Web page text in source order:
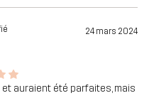
24 mars 2024
auraient été parfaites, mais